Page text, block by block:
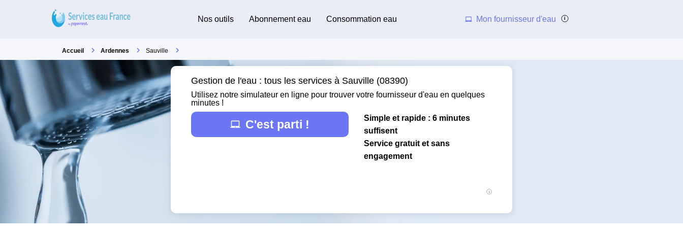
Nos outils Abonnement eau Consommation eau Mon fournisseur d'eau
Accueil Ardennes Sauville
Gestion de l'eau : tous les services à Sauville (08390)
Utilisez notre simulateur en ligne pour trouver votre fournisseur d'eau en quelques
minutes !
C'est parti !
Simple et rapide : 6 minutes
suffisent
Service gratuit et sans
engagement